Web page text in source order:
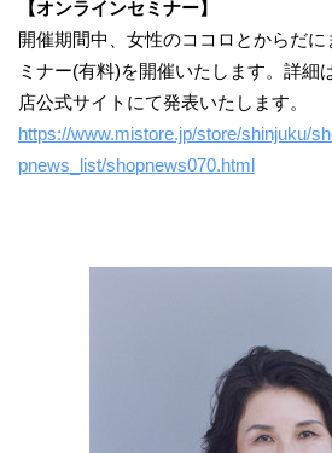
【オンラインセミナー】
開催期間中、女性のココロとからだ
ミナー(有料)を開催いたします。詳細
店公式サイトにて発表いたします。
https://www.mistore.jp/store/shinjuku/
pnews_list/shopnews070.html